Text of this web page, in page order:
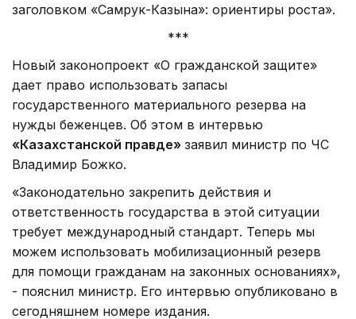
заголовком «Самрук-Казына»: ориентиры роста».
***
Новый законопроект «О гражданской защите»
дает право использовать запасы
государственного материального резерва на
нужды беженцев. Об этом в интервью
«Казахстанской правде» заявил министр по ЧС
Владимир Божко.
«Законодательно закрепить действия и
ответственность государства в этой ситуации
требует международный стандарт. Теперь мы
можем использовать мобилизационный резерв
для помощи гражданам на законных основаниях»,
- пояснил министр. Его интервью опубликовано в
сегодняшнем номере издания.